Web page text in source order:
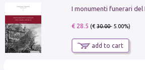
€ 28.5 (€30.00- 5.00%)
add to cart